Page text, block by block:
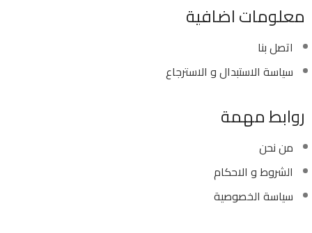
معلومات اضافية
اتصل بنا
سياسة الاستبدال و الاسترجاع
روابط مهمة
من نحن
الشروط و الاحكام
سياسة الخصوصية